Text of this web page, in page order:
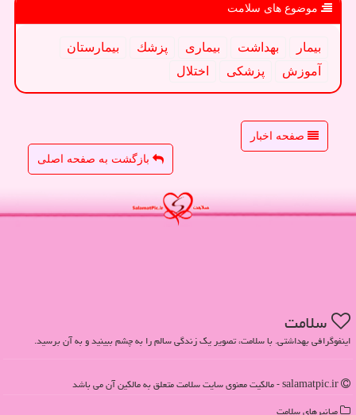
موضوع های سلامت
بیمار بهداشت بیماری پزشك
بیمارستان
آموزش
پزشكی اختلال
صفحه اخبار
بازگشت به صفحه اصلی
سلامت
اینفوگرافی بهداشتی. با سلامت، تصویر یک زندگی سالم را به چشم ببینید و به آن برسید.
میانبرهای سلامت